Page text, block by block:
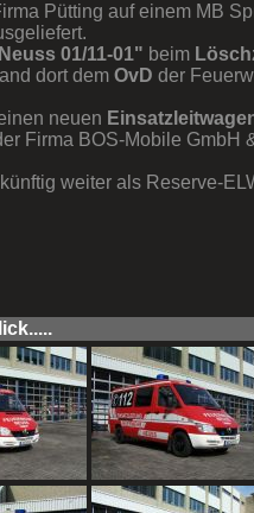
Pütting auf einem MB
01/11-01" beim
dort dem OvD der
neuen
Firma BOS-Mobile GmbH
weiter als Reserve-